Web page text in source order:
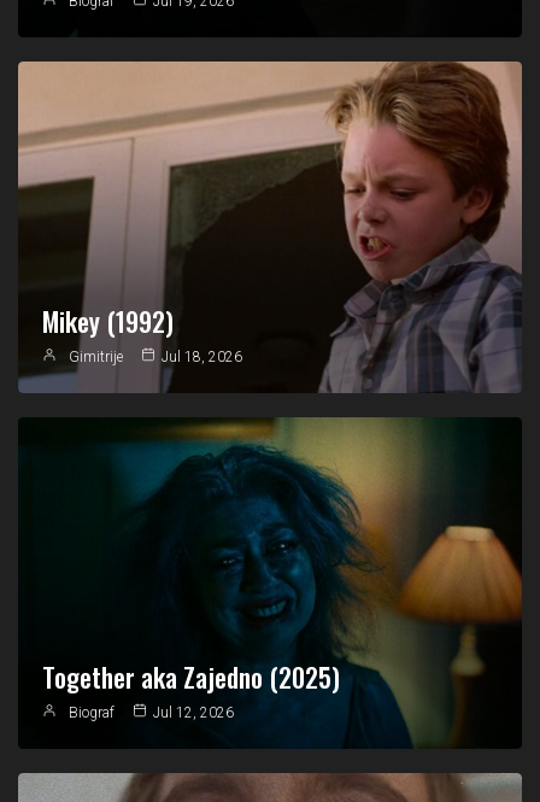
Mikey (1992)
Gimitrije Jul 18, 2026
Together aka Zajedno (2025)
Biograf Jul 12, 2026